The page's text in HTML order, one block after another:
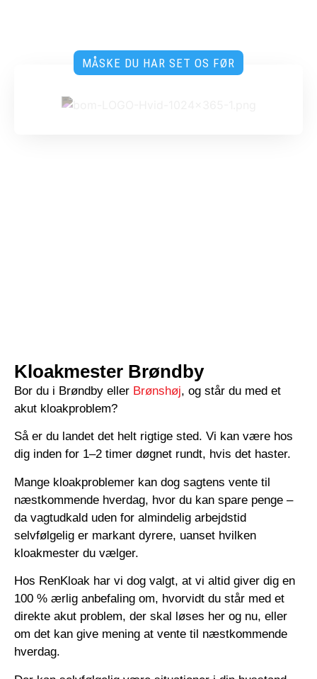
MÅSKE DU HAR SET OS FØR
Kloakmester Brøndby
Bor du i Brøndby eller Brønshøj, og står du med et
akut kloakproblem?
Så er du landet det helt rigtige sted. Vi kan være hos
dig inden for 1–2 timer døgnet rundt, hvis det haster.
Mange kloakproblemer kan dog sagtens vente til
næstkommende hverdag, hvor du kan spare penge –
da vagtudkald uden for almindelig arbejdstid
selvfølgelig er markant dyrere, uanset hvilken
kloakmester du vælger.
Hos RenKloak har vi dog valgt, at vi altid giver dig en
100 % ærlig anbefaling om, hvorvidt du står med et
direkte akut problem, der skal løses her og nu, eller
om det kan give mening at vente til næstkommende
hverdag.